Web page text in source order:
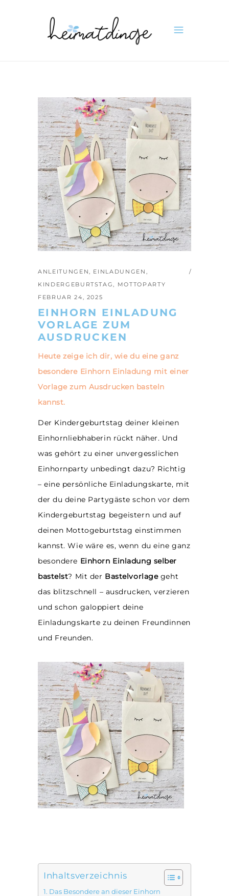
ANLEITUNGEN, EINLADUNGEN ,
KINDERGEBURTSTAG, MOTTOPARTY
FEBRUAR 24, 2025
EINHORN EINLADUNG
VORLAGE ZUM
AUSDRUCKEN
Heute zeige ich dir, wie du eine ganz
besondere Einhorn Einladung mit einer
Vorlage zum Ausdrucken basteln
kannst.
Der Kindergeburtstag deiner kleinen
Einhornliebhaberin rückt näher. Und
was gehört zu einer unvergesslichen
Einhornparty unbedingt dazu? Richtig
– eine persönliche Einladungskarte, mit
der du deine Partygäste schon vor dem
Kindergeburtstag begeistern und auf
deinen Mottogeburtstag einstimmen
kannst. Wie wäre es, wenn du eine ganz
besondere Einhorn Einladung selber
bastelst? Mit der Bastelvorlagegeht
das blitzschnell – ausdrucken, verzieren
und schon galoppiert deine
Einladungskarte zu deinen Freundinnen
und Freunden.
Inhaltsverzeichnis
Das Besondere an dieser Einhorn